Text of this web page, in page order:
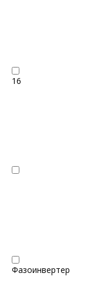
16
Фазоинвертер